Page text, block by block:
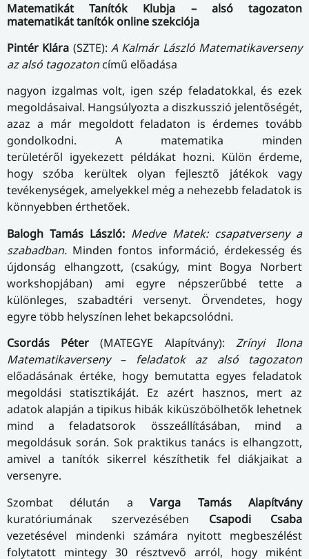
Matematikát Tanítók Klubja – alsó tagozaton
matematikát tanítók online szekciója
Pintér Klára (SZTE):A Kalmár László Matematikaverseny
az alsó tagozatoncímű előadása
nagyon izgalmas volt, igen szép feladatokkal, és ezek
megoldásaival. Hangsúlyozta a diszkusszió jelentőségét,
azaz a már megoldott feladaton is érdemes tovább
gondolkodni. A matematika minden
területéről igyekezett példákat hozni. Külön érdeme,
hogy szóba kerültek olyan fejlesztő játékok vagy
tevékenységek, amelyekkel még a nehezebb feladatok is
könnyebben érthetőek.
Balogh Tamás László: Medve Matek: csapatverseny a
szabadban. Minden fontos információ, érdekesség és
újdonság elhangzott, (csakúgy, mint Bogya Norbert
workshopjában) ami egyre népszerűbbé tette a
különleges, szabadtéri versenyt. Örvendetes, hogy
egyre több helyszínen lehet bekapcsolódni.
Csordás Péter (MATEGYE Alapítvány): Zrínyi Ilona
Matematikaverseny – feladatok az alsó tagozaton
előadásának értéke, hogy bemutatta egyes feladatok
megoldási statisztikáját. Ez azért hasznos, mert az
adatok alapján a tipikus hibák kiküszöbölhetők lehetnek
mind a feladatsorok összeállításában, mind a
megoldásuk során. Sok praktikus tanács is elhangzott,
amivel a tanítók sikerrel készíthetik fel diákjaikat a
versenyre.
Szombat délután aVarga Tamás Alapítvány
kuratóriumának szervezésében Csapodi Csaba
vezetésével mindenki számára nyitott megbeszélést
folytatott mintegy 30 résztvevő arról, hogy miként